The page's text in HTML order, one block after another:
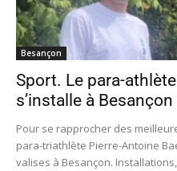
Besançon
Sport. Le para-
s’installe à
Pour se rapprocher des
para-triathlète Pierre-Antoine
valises à Besançon.